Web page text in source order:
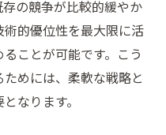
の競争が比較的緩やか
的優位性を最大限に活
ことが可能です。こう
めには、柔軟な戦略と
なります。